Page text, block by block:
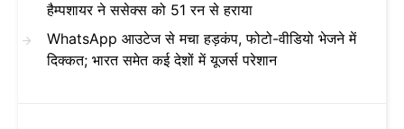
हैम्पशायर ने ससेक्स को 51 रन से हराया
WhatsApp आउटेज से मचा हड़कंप, फोटो-वीडियो भेजने में
दिक्कत; भारत समेत कई देशों में यूजर्स परेशान